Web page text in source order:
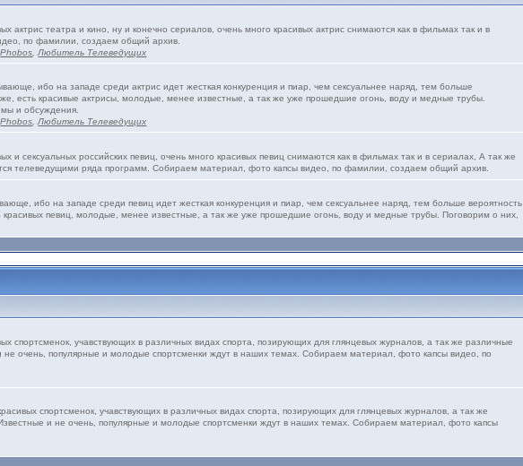
актрис театра и кино, ну и конечно сериалов, очень много красивых актрис снимаются как в фильмах так и в
по фамилии, создаем общий архив.
Phobos,Любитель Телеведущих
ибо на западе среди актрис идет жесткая конкуренция и пиар, чем сексуальнее наряд, тем больше
есть красивые актрисы, молодые, менее известные, а так же уже прошедшие огонь, воду и медные трубы.
и обсуждения.
Phobos,Любитель Телеведущих
и сексуальных российских певиц, очень много красивых певиц снимаются как в фильмах так и в сериалах, А так же
телеведущими ряда программ. Собираем материал, фото капсы видео, по фамилии, создаем общий архив.
ибо на западе среди певиц идет жесткая конкуренция и пиар, чем сексуальнее наряд, тем больше вероятность
красивых певиц, молодые, менее известные, а так же уже прошедшие огонь, воду и медные трубы. Поговорим о них,
спортсменок, учавствующих в различных видах спорта, позирующих для глянцевых журналов, а так же различные
не очень, популярные и молодые спортсменки ждут в наших темах. Собираем материал, фото капсы видео, по
спортсменок, учавствующих в различных видах спорта, позирующих для глянцевых журналов, а так же
и не очень, популярные и молодые спортсменки ждут в наших темах. Собираем материал, фото капсы